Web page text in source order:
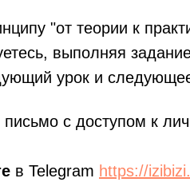
"от теории к
выполняя
урок и
с доступом к
в Telegram https://